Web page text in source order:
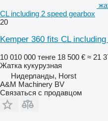
CL including 2 speed gearbox
20
Kemper 360 fits CL
10 010 000 тенге 18 500 € ≈ 21
Жатка кукурузная
Нидерланды, Horst
A&M Machinery BV
Связаться с продавцом